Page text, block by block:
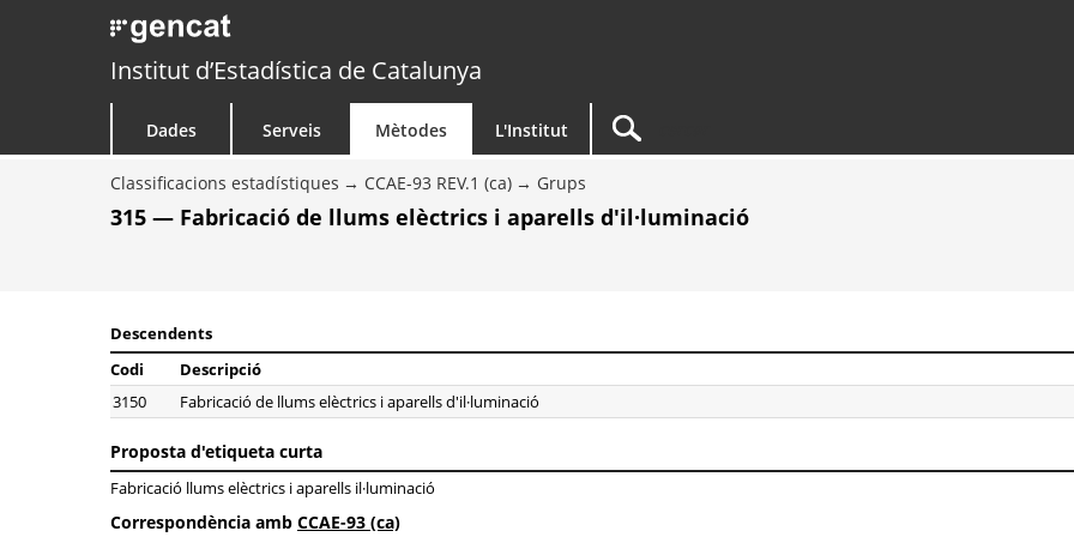
Institut d’Estadística de Catalunya
Dades Serveis Mètodes L'Institut
Classificacions estadístiques CCAE-93 REV.1 (ca) Grups
315 — Fabricació de llums elèctrics i aparells d'il·luminació
Descendents
Codi
Descripció
3150
Fabricació de llums elèctrics i aparells d'il·luminació
Proposta d'etiqueta curta
Fabricació llums elèctrics i aparells il·luminació
Correspondència amb CCAE-93 (ca)